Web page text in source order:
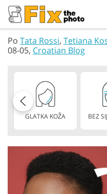
Po Tata Rossi, Tetiana
08-05, Croatian Blog
GLATKA KOŽA BEZ